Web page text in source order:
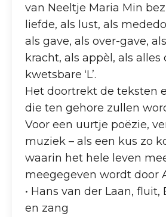
van Neeltje Maria Min
liefde, als lust, als
als gave, als over-gave,
kracht, als appèl, als
kwetsbare ‘L’.
Het doortrekt de teksten
die ten gehore zullen
Voor een uurtje poëzie,
muziek – als een kus zo
waarin het hele leven
meegegeven wordt door
• Hans van der Laan, fluit,
en zang